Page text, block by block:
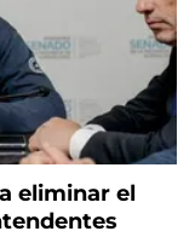
eliminar el